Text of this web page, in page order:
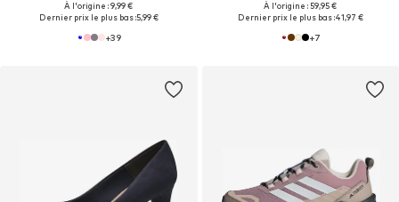
À l'origine : 9,99 €
Dernier prix le plus bas :5,99 €
+39
À l'origine : 59,95 €
Dernier prix le plus bas :41,97 €
+7